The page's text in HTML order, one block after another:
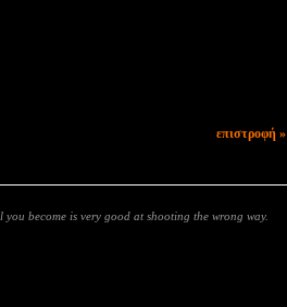
επιστροφή »
become is very good at shooting the wrong way.